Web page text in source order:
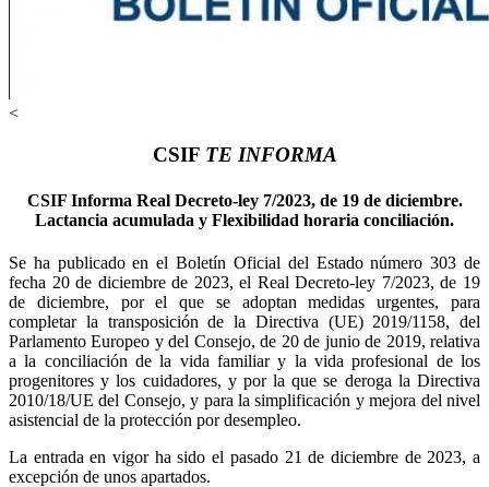
<
CSIF TE INFORMA
CSIF Informa Real Decreto-ley 7/2023, de 19 de diciembre.
Lactancia acumulada y Flexibilidad horaria conciliación.
Se ha publicado en el Boletín Oficial del Estado número 303 de
fecha 20 de diciembre de 2023, el Real Decreto-ley 7/2023, de 19
de diciembre, por el que se adoptan medidas urgentes, para
completar la transposición de la Directiva (UE) 2019/1158, del
Parlamento Europeo y del Consejo, de 20 de junio de 2019, relativa
a la conciliación de la vida familiar y la vida profesional de los
progenitores y los cuidadores, y por la que se deroga la Directiva
2010/18/UE del Consejo, y para la simplificación y mejora del nivel
asistencial de la protección por desempleo.
La entrada en vigor ha sido el pasado 21 de diciembre de 2023, a
excepción de unos apartados.